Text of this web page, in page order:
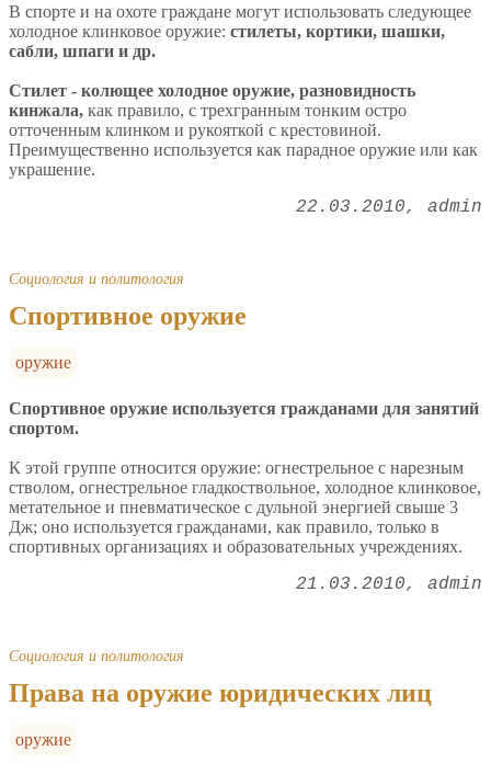
В спорте и на охоте граждане могут использовать следующее
холодное клинковое оружие: стилеты, кортики, шашки,
сабли, шпаги и др.
Стилет - колющее холодное оружие, разновидность
кинжала, как правило, с трехгранным тонким остро
отточенным клинком и рукояткой с крестовиной.
Преимущественно используется как парадное оружие или как
украшение.
22.03.2010 admin
Социология и политология
Спортивное оружие
оружие
Спортивное оружие используется гражданами для занятий
спортом.
К этой группе относится оружие: огнестрельное с нарезным
стволом, огнестрельное гладкоствольное, холодное клинковое,
метательное и пневматическое с дульной энергией свыше 3
Дж; оно используется гражданами, как правило, только в
спортивных организациях и образовательных учреждениях.
21.03.2010 admin
Социология и политология
Права на оружие юридических лиц
оружие